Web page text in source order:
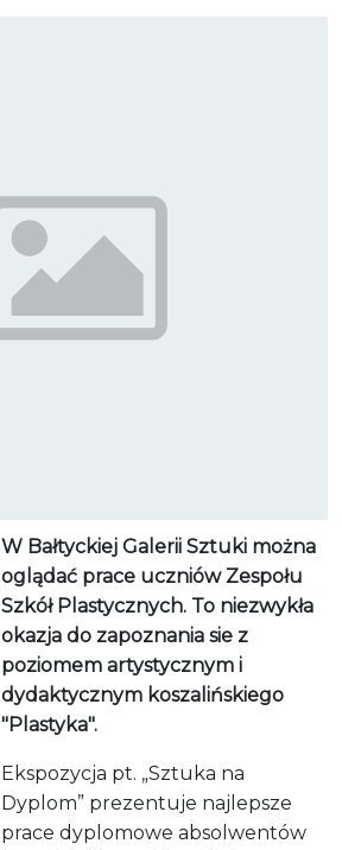
W Bałtyckiej Galerii Sztuki można
oglądać prace uczniów Zespołu
Szkół Plastycznych. To niezwykła
okazja do zapoznania sie z
poziomem artystycznym i
dydaktycznym koszalińskiego
"Plastyka".
Ekspozycja pt. „Sztuka na
Dyplom” prezentuje najlepsze
prace dyplomowe absolwentów